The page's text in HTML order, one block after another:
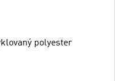
polyester